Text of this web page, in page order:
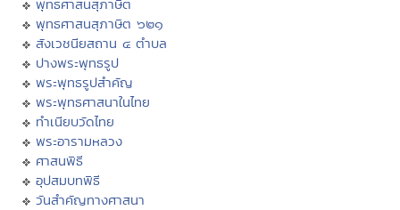
พุทธศาสนสุภาษิต ๖๒๑
สังเวชนียสถาน ๔ ตำบล
ปางพระพุทธรูป
พระพุทธรูปสำคัญ
พระพุทธศาสนาในไทย
ทำเนียบวัดไทย
พระอารามหลวง
ศาสนพิธี
อุปสมบทพิธี
วันสำคัญทางศาสนา